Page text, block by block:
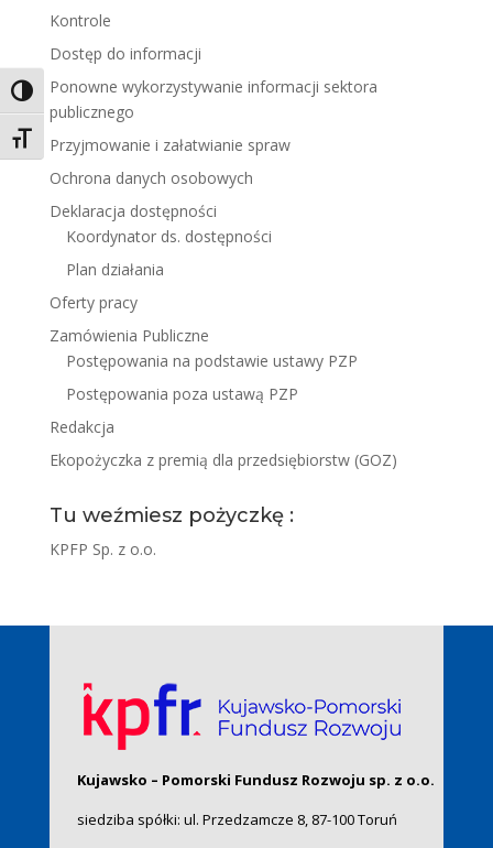
Toggle High Contrast
Toggle Font size
Kontrole
Dostęp do informacji
Ponowne wykorzystywanie informacji sektora
publicznego
Przyjmowanie i załatwianie spraw
Ochrona danych osobowych
Deklaracja dostępności
Koordynator ds. dostępności
Plan działania
Oferty pracy
Zamówienia Publiczne
Postępowania na podstawie ustawy PZP
Postępowania poza ustawą PZP
Redakcja
Ekopożyczka z premią dla przedsiębiorstw (GOZ)
Tu weźmiesz pożyczkę :
KPFP Sp. z o.o.
Kujawsko – Pomorski Fundusz Rozwoju sp. z o.o.
siedziba spółki: ul. Przedzamcze 8, 87-100 Toruń